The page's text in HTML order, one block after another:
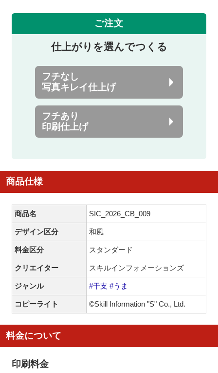
ご注文
仕上がりを選んでつくる
フチなし
写真キレイ仕上げ
フチあり
印刷仕上げ
商品仕様
商品名 SIC_2026_CB_009
デザイン区分 和風
料金区分 スタンダード
クリエイター スキルインフォメーションズ
ジャンル #干支 #うま
コピーライト ©Skill Information "S" Co., Ltd.
料金について
印刷料金